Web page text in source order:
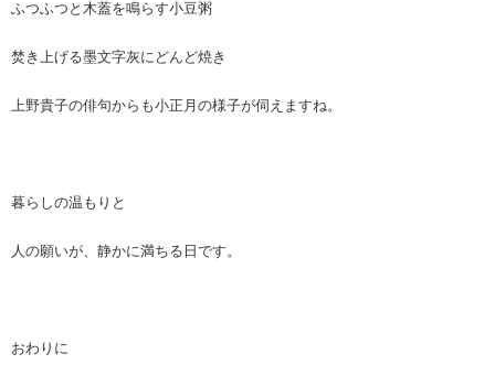
ふつふつと木蓋を鳴らす小豆粥
焚き上げる墨文字灰にどんど焼き
上野貴子の俳句からも小正月の様子が伺えますね。
暮らしの温もりと
人の願いが、静かに満ちる日です。
おわりに